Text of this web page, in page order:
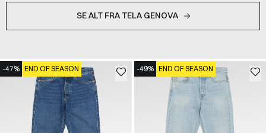
SE ALT FRA TELA GENOVA
-47% END OF SEASON -49% END OF SEASON